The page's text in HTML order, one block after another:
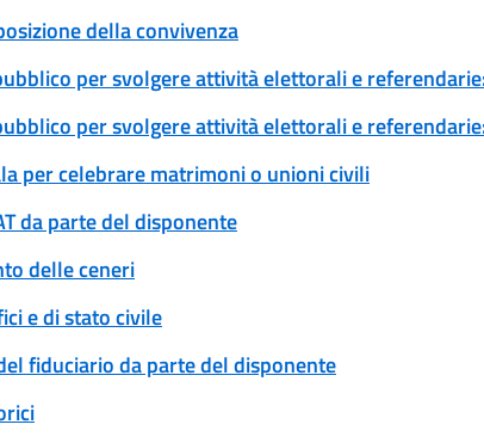
della convivenza
per svolgere attività elettorali e
per svolgere attività elettorali e
per celebrare matrimoni o unioni civili
da parte del disponente
delle ceneri
e di stato civile
fiduciario da parte del disponente